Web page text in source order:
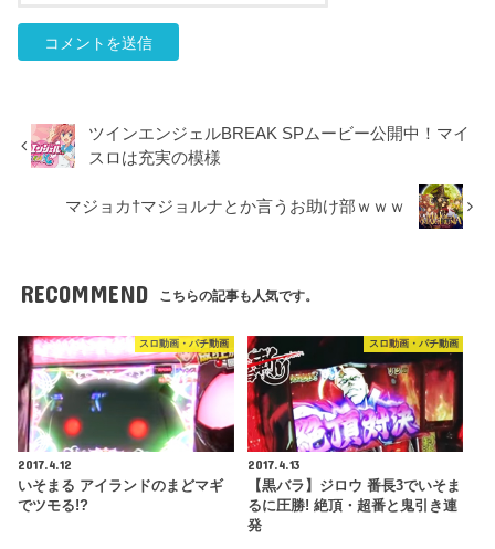
ツインエンジェルBREAK SPムービー公開中！マイ
スロは充実の模様
マジョカ†マジョルナとか言うお助け部ｗｗｗ
RECOMMEND こちらの記事も人気です。
スロ動画・パチ動画
2017.4.12
いそまる アイランドのまどマギ
でツモる!?
スロ動画・パチ動画
2017.4.13
【黒バラ】ジロウ 番長3でいそま
るに圧勝! 絶頂・超番と鬼引き連
発